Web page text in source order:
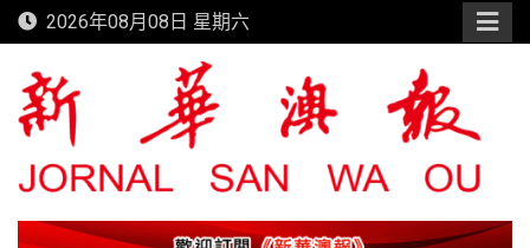
Skip
to
content
2026年08月08日 星期六
新華澳報